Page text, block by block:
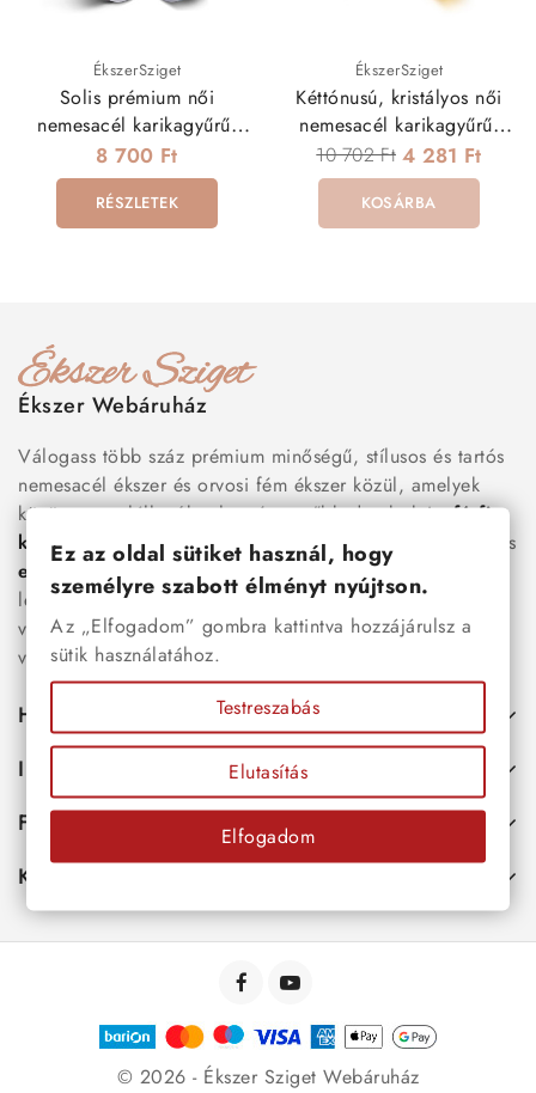
ÉkszerSziget
Solis prémium női
nemesacél karikagyűrű,
rozé arany sávval
8 700 Ft
RÉSZLETEK
ÉkszerSziget
Kéttónusú, kristályos női
nemesacél karikagyűrű,
hullám bevéséssel
10 702 Ft 4 281 Ft
KOSÁRBA
Ékszer Webáruház
Válogass több száz prémium minőségű, stílusos és tartós
nemesacél ékszer és orvosi fém ékszer közül, amelyek
között megtalálhatók a legnépszerűbb darabok is:férfi
karkötők
, női nyakláncok , karikagyűrűk
és
esküvői kiegészítőkegyaránt. Webáruházunkban a
legújabb trendeket követő, mégis időtálló ékszerek közül
választhatsz – legyen szó ajándékról, mindennapi
viseletről vagy különleges alkalmakról.
Hasznos
Információk
Fiókod
Kapcsolat
© 2026 - Ékszer Sziget Webáruház
Ez az oldal sütiket használ, hogy
személyre szabott élményt nyújtson.
Az „Elfogadom” gombra kattintva hozzájárulsz a
sütik használatához.
Testreszabás
Elutasítás
Elfogadom